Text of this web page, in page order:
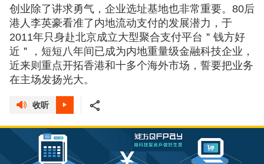
创业除了讲求勇气，企业选址基地也非常重要。80后
港人李英豪看准了内地流动支付的发展潜力，于
2011年只身赴北京成立大型聚合支付平台＂钱方好
近＂，短短八年间已成为内地重量级金融科技企业，
近来则重点开拓香港和十多个海外市场，誓要把业务
在主场发扬光大。
收听